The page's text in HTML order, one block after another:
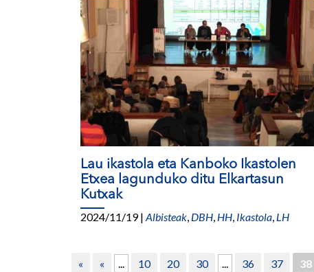
Lau ikastola eta Kanboko Ikastolen
Etxea lagunduko ditu Elkartasun
Kutxak
2024/11/19| Albisteak, DBH, HH, Ikastola, LH
« « ... 10 20 30 ... 36 37 38